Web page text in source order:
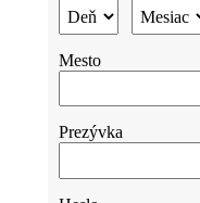
Mesto
Prezývka